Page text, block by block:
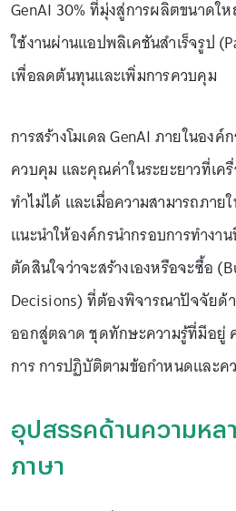
GenAI 30% ที่มุ่งสู่การผลิตขนาด
ใช้งานผ่านแอปพลิเคชันสำเร็จรูป
เพื่อลดต้นทุนและเพิ่มการควบคุม
การสร้างโมเดล GenAI ภายในอง
ควบคุม และคุณค่าในระยะยาวที่เค
ทำไม่ได้ และเมื่อความสามารถภาย
แนะนำให้องค์กรนำกรอบการทำงา
ตัดสินใจว่าจะสร้างเองหรือจะซื้อ
Decisions) ที่ต้องพิจารณาปัจจัยด้
ออกสู่ตลาด ชุดทักษะความรู้ที่มีอยู่
การ การปฏิบัติตามข้อกำหนดและค
อุปสรรคด้านความหล
ภาษา